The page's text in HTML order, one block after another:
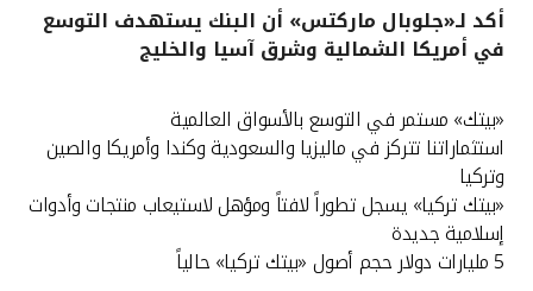
القنوات المصرفية
خدمات ما بعد البيع
اتصل بنا
أكد لـ«جلوبال ماركتس» أن البنك يستهدف التوسع
في أمريكا الشمالية وشرق آسيا والخليج
«بيتك» مستمر في التوسع بالأسواق العالمية
استثماراتنا تتركز في ماليزيا والسعودية وكندا وأمريكا والصين
وتركيا
«بيتك تركيا» يسجل تطوراً لافتاً ومؤهل لاستيعاب منتجات وأدوات
إسلامية جديدة
5 مليارات دولار حجم أصول «بيتك تركيا» حالياً